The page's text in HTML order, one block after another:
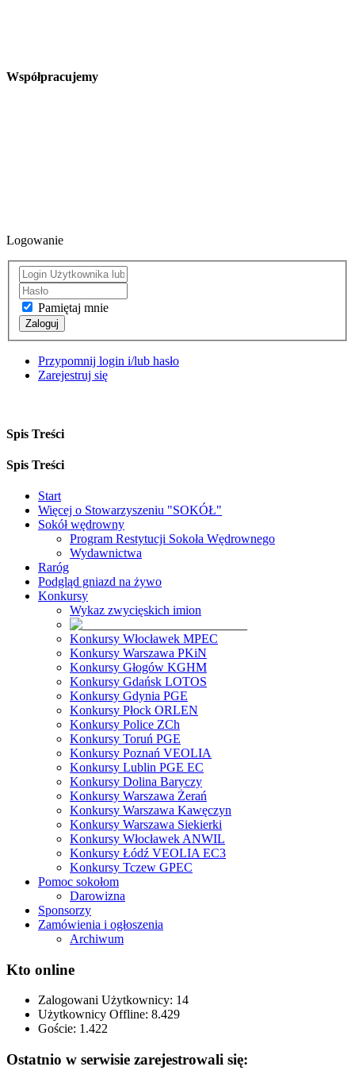
Współpracujemy
Logowanie
Pamiętaj mnie
Zaloguj
Przypomnij login i/lub hasło
Zarejestruj się
Spis Treści
Spis Treści
Start
Więcej o Stowarzyszeniu "SOKÓŁ"
Sokół wędrowny
Program Restytucji Sokoła Wędrownego
Wydawnictwa
Raróg
Podgląd gniazd na żywo
Konkursy
Wykaz zwycięskich imion
Konkursy Włocławek MPEC
Konkursy Warszawa PKiN
Konkursy Głogów KGHM
Konkursy Gdańsk LOTOS
Konkursy Gdynia PGE
Konkursy Płock ORLEN
Konkursy Police ZCh
Konkursy Toruń PGE
Konkursy Poznań VEOLIA
Konkursy Lublin PGE EC
Konkursy Dolina Baryczy
Konkursy Warszawa Żerań
Konkursy Warszawa Kawęczyn
Konkursy Warszawa Siekierki
Konkursy Włocławek ANWIL
Konkursy Łódź VEOLIA EC3
Konkursy Tczew GPEC
Pomoc sokołom
Darowizna
Sponsorzy
Zamówienia i ogłoszenia
Archiwum
Kto online
Zalogowani Użytkownicy: 14
Użytkownicy Offline: 8.429
Goście: 1.422
Ostatnio w serwisie zarejestrowali się: